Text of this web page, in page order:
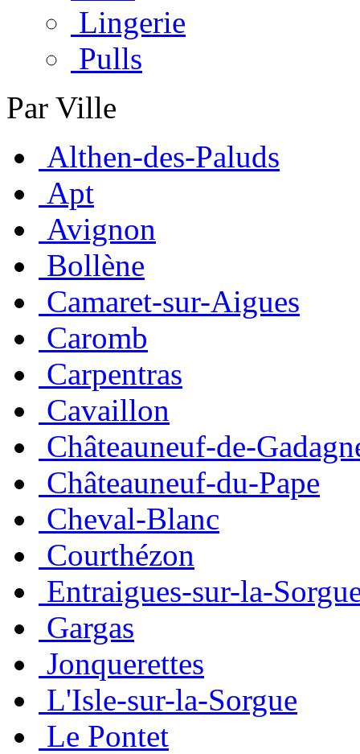
Lingerie
Pulls
Par Ville
Althen-des-Paluds
Apt
Avignon
Bollène
Camaret-sur-Aigues
Caromb
Carpentras
Cavaillon
Châteauneuf-de-
Châteauneuf-du-Pape
Cheval-Blanc
Courthézon
Entraigues-sur-la-
Gargas
Jonquerettes
L'Isle-sur-la-Sorgue
Le Pontet